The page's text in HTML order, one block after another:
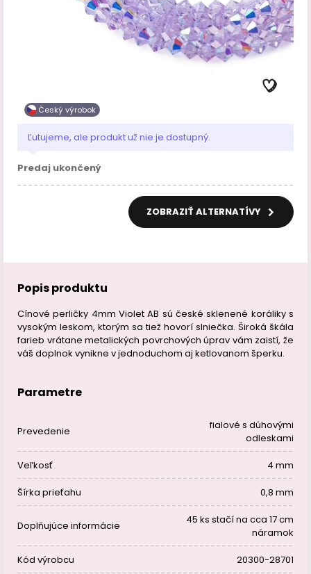
Český výrobok
Ľutujeme, ale produkt už nie je dostupný.
Predaj ukončený
ZOBRAZIŤ ALTERNATÍVY
Popis produktu
Cínové perličky 4mm Violet AB sú české sklenené koráliky s
vysokým leskom, ktorým sa tiež hovorí slniečka. Široká škála
farieb vrátane metalických povrchových úprav vám zaistí, že
váš doplnok vynikne v jednoduchom aj ketlovanom šperku.
Parametre
Prevedenie
fialové s dúhovými
odleskami
Veľkosť 4 mm
Šírka prieťahu 0,8 mm
Doplňujúce informácie
45 ks stačí na cca 17 cm
náramok
Kód výrobcu 20300-28701